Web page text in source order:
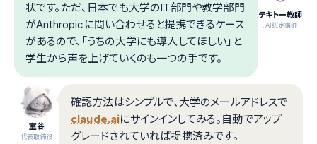
テキトー教師
.AI認定講師
状です。ただ、日本でも大学のIT部門や教学部門
がAnthropicに問い合わせると提携できるケース
があるので、「うちの大学にも導入してほしい」と
学生から声を上げていくのも一つの手です。
室谷
代表取締役
確認方法はシンプルで、大学のメールアドレスで
claude.aiにサインインしてみる。自動でアップ
グレードされていれば提携済みです。